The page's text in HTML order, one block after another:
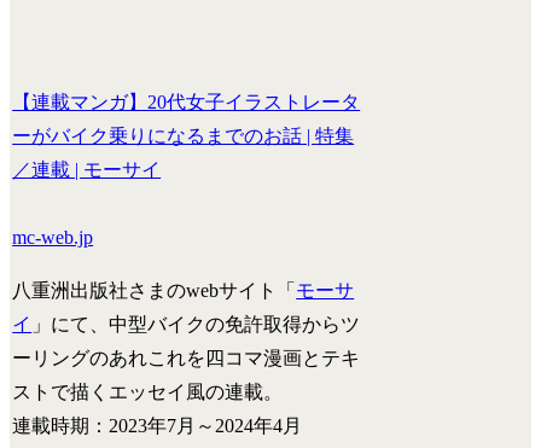
【連載マンガ】20代女子イラストレータ
ーがバイク乗りになるまでのお話 | 特集
／連載 | モーサイ
mc-web.jp
八重洲出版社さまのwebサイト「 モーサ
イ 」にて、中型バイクの免許取得からツ
ーリングのあれこれを四コマ漫画とテキ
ストで描くエッセイ風の連載。
連載時期：2023年7月～2024年4月